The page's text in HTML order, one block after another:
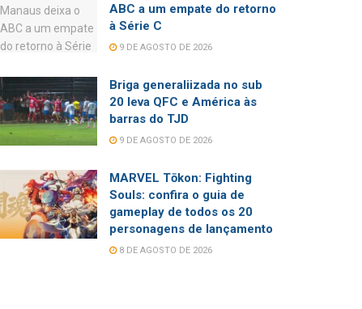
ABC a um empate do retorno
à Série C
9 DE AGOSTO DE 2026
Briga generaliizada no sub
20 leva QFC e América às
barras do TJD
9 DE AGOSTO DE 2026
MARVEL Tōkon: Fighting
Souls: confira o guia de
gameplay de todos os 20
personagens de lançamento
8 DE AGOSTO DE 2026